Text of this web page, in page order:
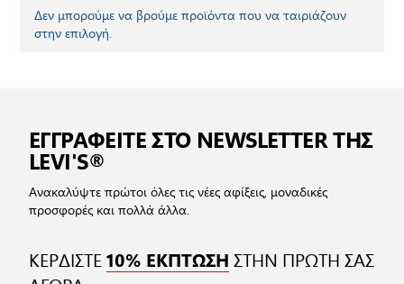
Δεν μπορούμε να βρούμε προϊόντα που να ταιριάζουν
στην επιλογή.
ΕΓΓΡΑΦΕΙΤΕ ΣΤΟ NEWSLETTER ΤΗΣ
LEVI'S®
Ανακαλύψτε πρώτοι όλες τις νέες αφίξεις, μοναδικές
προσφορές και πολλά άλλα.
ΚΕΡΔΙΣΤΕ10% ΕΚΠΤΩΣΗ ΣΤΗΝ ΠΡΩΤΗ ΣΑΣ